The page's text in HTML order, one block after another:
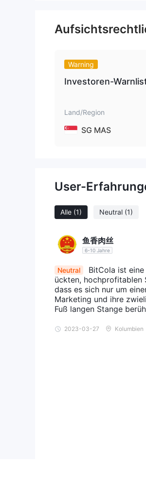
Warning
Investoren-
Land/Region
SG MAS
User-
Alle (1) Neutral (1)
鱼香肉丝
6-10 Jahre
Neutral
BitCola ist
ückten, hochprofitablen
dass es sich nur um
Marketing und ihre
Fuß langen Stange
2023-03-27 Kolumbien